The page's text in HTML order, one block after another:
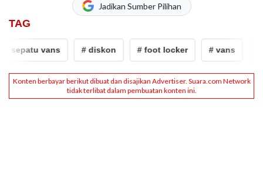
Jadikan Sumber Pilihan
TAG
sepatu vans # diskon # foot locker # vans